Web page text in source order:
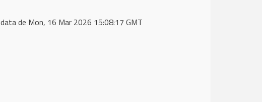
de Mon, 16 Mar 2026 15:08:17 GMT